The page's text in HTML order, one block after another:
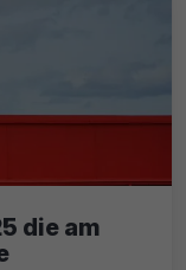
die am